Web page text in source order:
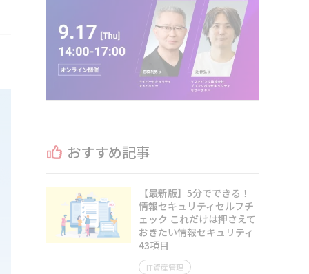
おすすめ記事
【最新版】5分でできる！
情報セキュリティセルフチ
ェック これだけは押さえて
おきたい情報セキュリティ
43項目
IT資産管理